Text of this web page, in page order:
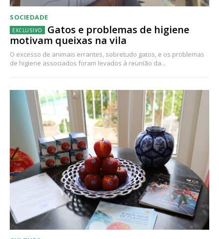
SOCIEDADE
Gatos e problemas de higiene
motivam queixas na vila
O excesso de animais errantes, sobretudo gatos, e os problemas
de higiene associados foram levados à reunião da...